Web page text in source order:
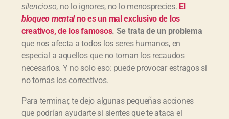
silencioso, no lo ignores, no lo menosprecies. El
bloqueo mentalno es un mal exclusivo de los
creativos, de los famosos. Se trata de un problema
que nos afecta a todos los seres humanos, en
especial a aquellos que no toman los recaudos
necesarios. Y no solo eso: puede provocar estragos si
no tomas los correctivos.
Para terminar, te dejo algunas pequeñas acciones
que podrían ayudarte si sientes que te ataca el